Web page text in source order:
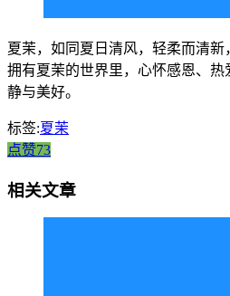
夏茉，如同夏日清风，轻柔而清
拥有夏茉的世界里，心怀感恩、
静与美好。
标签:夏茉
点赞73
相关文章